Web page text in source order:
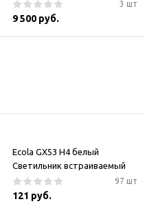
3 шт
9 500 руб.
Ecola GX53 H4 белый
Светильник встраиваемый
97 шт
121 руб.